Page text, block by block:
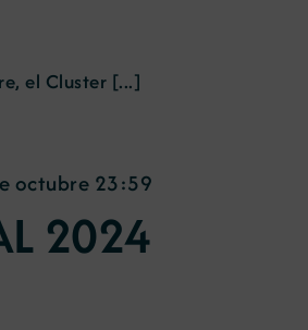
el Cluster [...]
2024
octubre 23:59